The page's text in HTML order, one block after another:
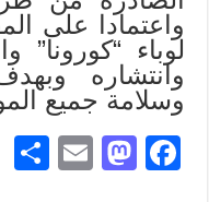
واعتمادا على
لوباء
وانتشاره
وسلامة جميع
Fa
M
E